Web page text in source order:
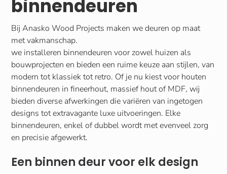
binnendeuren
Bij Anasko Wood Projects maken we deuren op maat
met vakmanschap.
we installeren binnendeuren voor zowel huizen als
bouwprojecten en bieden een ruime keuze aan stijlen, van
modern tot klassiek tot retro. Of je nu kiest voor houten
binnendeuren in fineerhout, massief hout of MDF, wij
bieden diverse afwerkingen die variëren van ingetogen
designs tot extravagante luxe uitvoeringen. Elke
binnendeuren, enkel of dubbel wordt met evenveel zorg
en precisie afgewerkt.
Een binnen deur voor elk design